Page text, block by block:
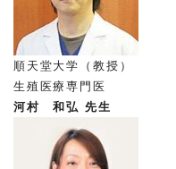
順天堂大学（教授）
生殖医療専門医
河村 和弘 先生